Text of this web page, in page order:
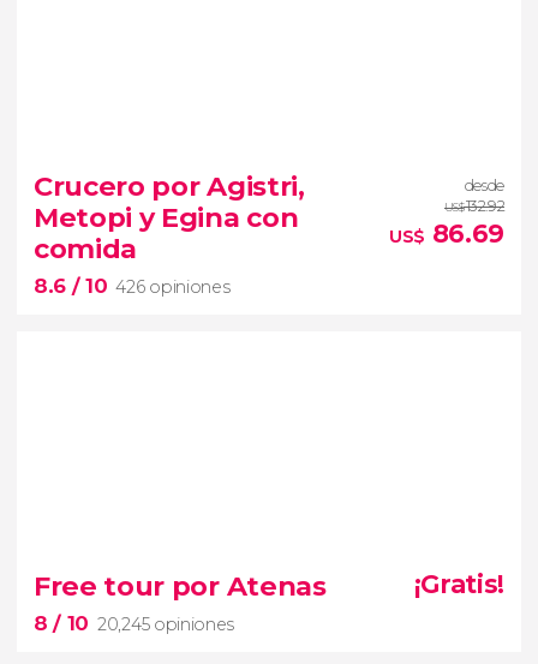
1,358 opiniones
escarpadas rocas
monasterios de
Meteora
Crucero por Agistri,
Metopi y Egina con
comida
8.6 / 10 426 opiniones
desde
US$132.92
US$ 86.69
426 opiniones
un día en alta
mar
crucero por Agistri, Metopi y
Free tour por Atenas
8/ 10 20,245 opiniones
¡Gratis!